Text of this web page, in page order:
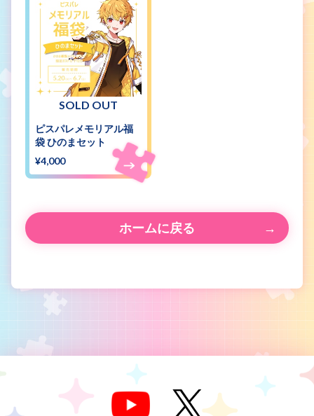
SOLD OUT
ピスパレメモリアル福
袋 ひのまセット
¥4,000
ホームに戻る